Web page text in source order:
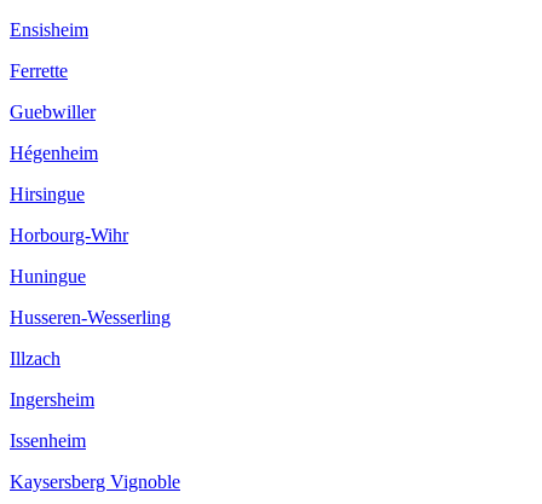
Ensisheim
Ferrette
Guebwiller
Hégenheim
Hirsingue
Horbourg-Wihr
Huningue
Husseren-Wesserling
Illzach
Ingersheim
Issenheim
Kaysersberg Vignoble